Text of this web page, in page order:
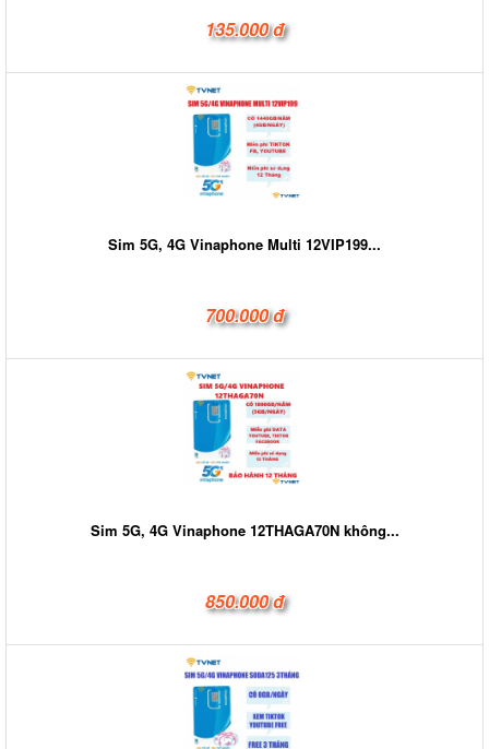
135.000 đ
Sim 5G, 4G Vinaphone Multi 12VIP199...
700.000 đ
Sim 5G, 4G Vinaphone 12THAGA70N không...
850.000 đ